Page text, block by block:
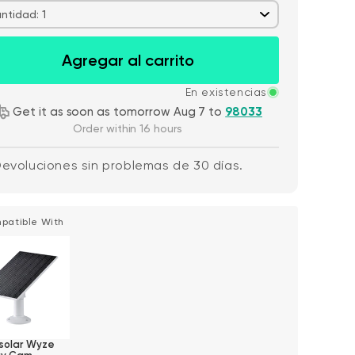
1
Agregar al carrito
En existencias
Get it as soon as tomorrow Aug 7 to 98033
Order within 16 hours
sin problemas de 30 días.
With
Wyze
de oferta
habitual Wyze Cam v4 +
63,96 US$